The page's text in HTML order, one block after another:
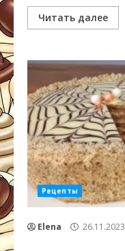
Читать далее
Рецепты
Elena 26.11.2023